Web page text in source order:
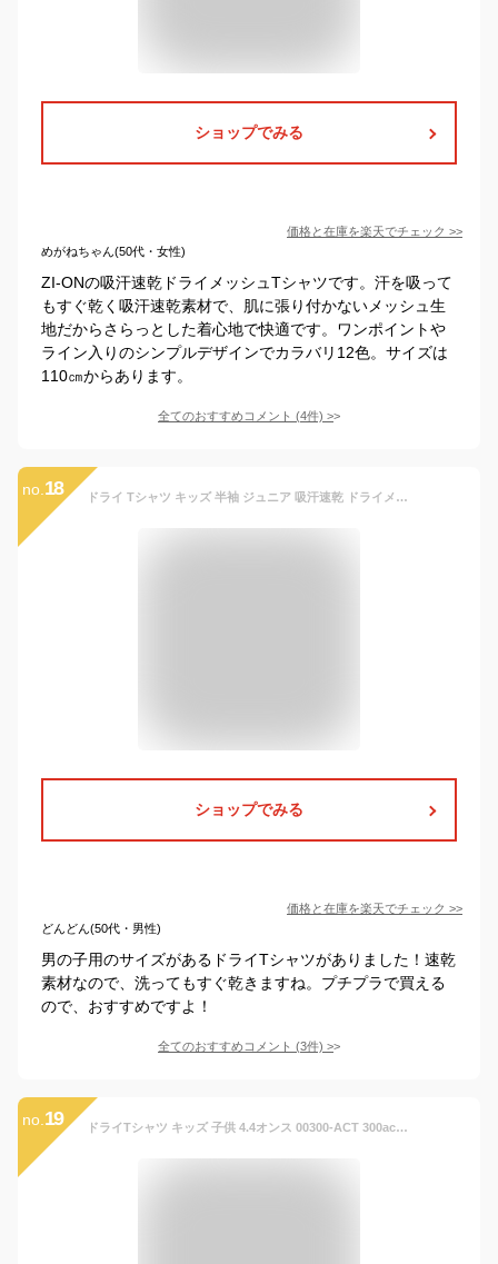
ショップでみる
価格と在庫を楽天でチェック >>
めがねちゃん(50代・女性)
ZI-ONの吸汗速乾ドライメッシュTシャツです。汗を吸って
もすぐ乾く吸汗速乾素材で、肌に張り付かないメッシュ生
地だからさらっとした着心地で快適です。ワンポイントや
ライン入りのシンプルデザインでカラバリ12色。サイズは
110㎝からあります。
全てのおすすめコメント (4件) >
no. 18 ドライ Tシャツ キッズ 半袖 ジュニア 吸汗速乾 ドライメッシュ 無地 100cm 110cm 120cm 130cm 140cm 150cm おしゃれ シンプル スポーツ バスケ サッカー テニス ダンス glimmer グリマー ドライTシャツ 00300-ACT
ショップでみる
価格と在庫を楽天でチェック >>
どんどん(50代・男性)
男の子用のサイズがあるドライTシャツがありました！速乾
素材なので、洗ってもすぐ乾きますね。プチプラで買える
ので、おすすめですよ！
全てのおすすめコメント (3件) >
no. 19 ドライTシャツ キッズ 子供 4.4オンス 00300-ACT 300act 部屋着 運動会 ダンス イベント ユニフォーム チームT スポーツ GLIMMER グリマー 男の子 女の子 お揃い プレゼント